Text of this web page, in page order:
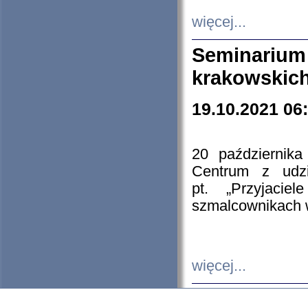
więcej...
19.10.2021
20
Centrum z
pt.
szmalcownikach
więcej...